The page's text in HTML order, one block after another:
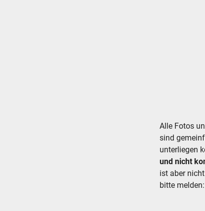
Alle Fotos
sind
unterliegen
und nicht
ist aber
bitte melden: